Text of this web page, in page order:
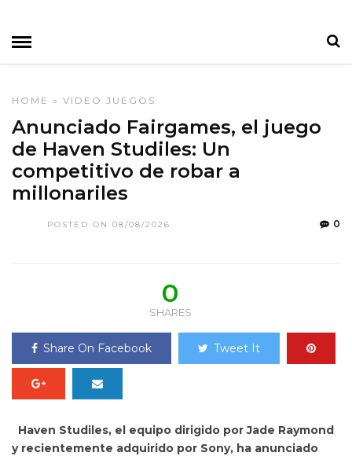
HOME » VIDEO JUEGOS
Anunciado Fairgames, el juego
de Haven Studiles: Un
competitivo de robar a
millonariles
POSTED ON 08/08/2026 0
0
SHARES
Share On Facebook Tweet It
Haven Studiles, el equipo dirigido por Jade Raymond
y recientemente adquirido por Sony, ha anunciado